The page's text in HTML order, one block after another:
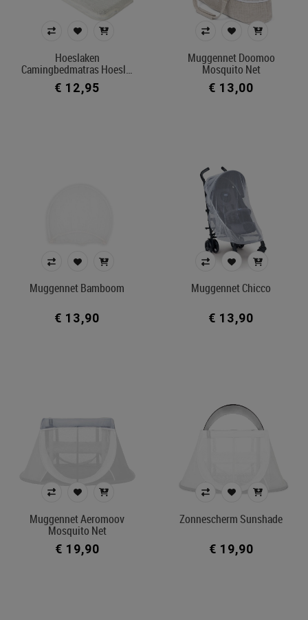
Hoeslaken
Camingbedmatras Hoesl…
€ 12,95
Muggennet Doomoo
Mosquito Net
€ 13,00
Muggennet Bamboom
€ 13,90
Muggennet Chicco
€ 13,90
Muggennet Aeromoov
Mosquito Net
€ 19,90
Zonnescherm Sunshade
€ 19,90